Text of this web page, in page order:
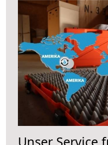
Unser Service